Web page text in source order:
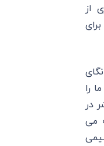
از
را
در
می